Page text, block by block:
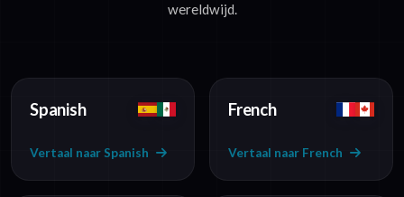
wereldwijd.
Spanish
Vertaal naar Spanish
French
Vertaal naar French